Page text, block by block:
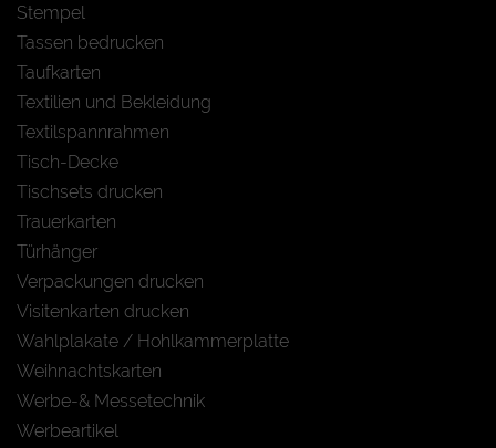
Stempel
Tassen bedrucken
Taufkarten
Textilien und Bekleidung
Textilspannrahmen
Tisch-Decke
Tischsets drucken
Trauerkarten
Türhänger
Verpackungen drucken
Visitenkarten drucken
Wahlplakate / Hohlkammerplatte
Weihnachtskarten
Werbe-& Messetechnik
Werbeartikel